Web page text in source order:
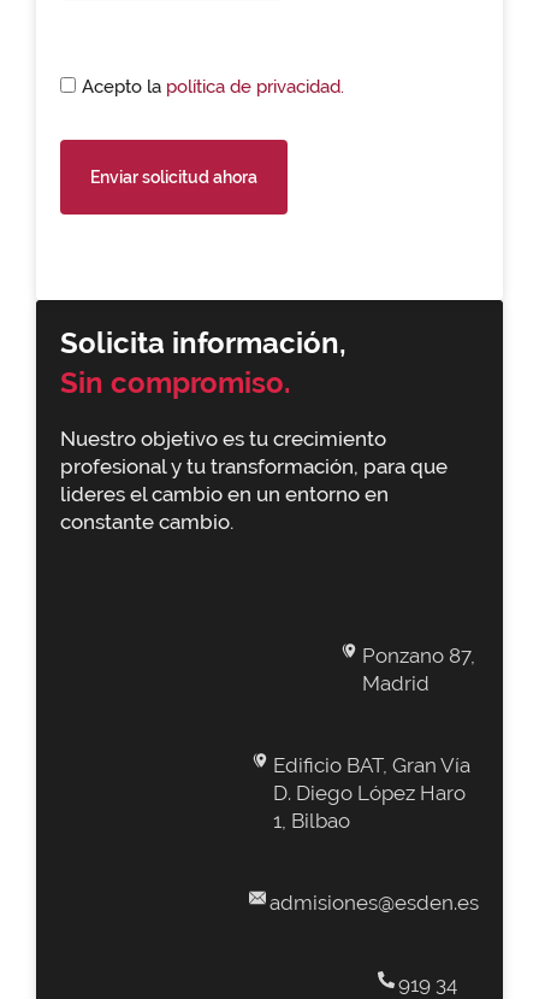
Solicita información,
Sin compromiso.
Nuestro objetivo es tu crecimiento
profesional y tu transformación, para que
lideres el cambio en un entorno en
constante cambio.
Ponzano 87,
Madrid
Edificio BAT, Gran Vía
D. Diego López Haro
1, Bilbao
admisiones@esden.es
919 34
Acepto la política de privacidad.
Enviar solicitud ahora